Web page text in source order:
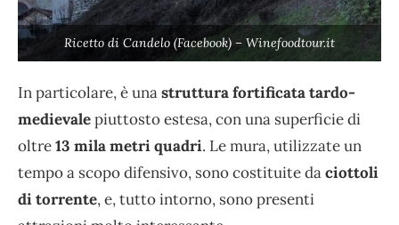
Ricetto di Candelo (Facebook) – Winefoodtour.it
In particolare, è unastruttura fortificata tardo-
medievalepiuttosto estesa, con una superficie di
oltre13 mila metri quadri. Le mura, utilizzate un
tempo a scopo difensivo, sono costituite daciottoli
di torrente, e, tutto intorno, sono presenti